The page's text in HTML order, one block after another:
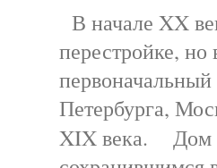
В начале XX
перестройке,
Петербурга,
XIX века. Дом